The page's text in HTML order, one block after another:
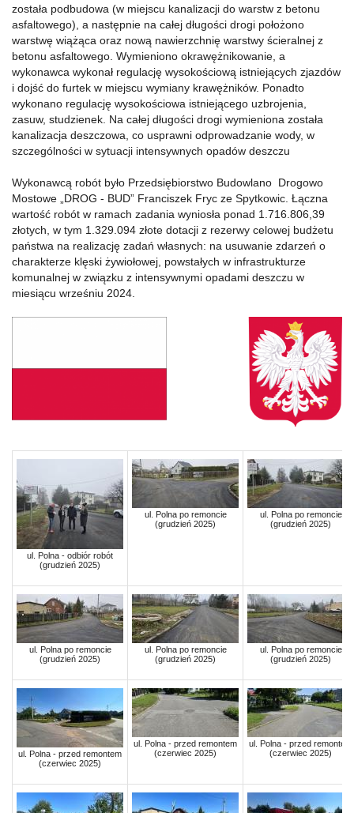
została podbudowa (w miejscu kanalizacji do warstw z betonu
asfaltowego), a następnie na całej długości drogi położono
warstwę wiążąca oraz nową nawierzchnię warstwy ścieralnej z
betonu asfaltowego. Wymieniono okrawężnikowanie, a
wykonawca wykonał regulację wysokościową istniejących zjazdów
i dojść do furtek w miejscu wymiany krawężników. Ponadto
wykonano regulację wysokościowa istniejącego uzbrojenia,
zasuw, studzienek. Na całej długości drogi wymieniona została
kanalizacja deszczowa, co usprawni odprowadzanie wody, w
szczególności w sytuacji intensywnych opadów deszczu
Wykonawcą robót było Przedsiębiorstwo Budowlano Drogowo
Mostowe „DROG - BUD” Franciszek Fryc ze Spytkowic. Łączna
wartość robót w ramach zadania wyniosła ponad 1.716.806,39
złotych, w tym 1.329.094 złote dotacji z rezerwy celowej budżetu
państwa na realizację zadań własnych: na usuwanie zdarzeń o
charakterze klęski żywiołowej, powstałych w infrastrukturze
komunalnej w związku z intensywnymi opadami deszczu w
miesiącu wrześniu 2024.
ul. Polna - odbiór robót
(grudzień 2025)
ul. Polna po remoncie
(grudzień 2025)
ul. Polna po remoncie
(grudzień 2025)
ul. Polna po remoncie
(grudzień 2025)
ul. Polna po remoncie
(grudzień 2025)
ul. Polna po remoncie
(grudzień 2025)
ul. Polna - przed remontem
(czerwiec 2025)
ul. Polna - przed remontem
(czerwiec 2025)
ul. Polna - przed remontem
(czerwiec 2025)